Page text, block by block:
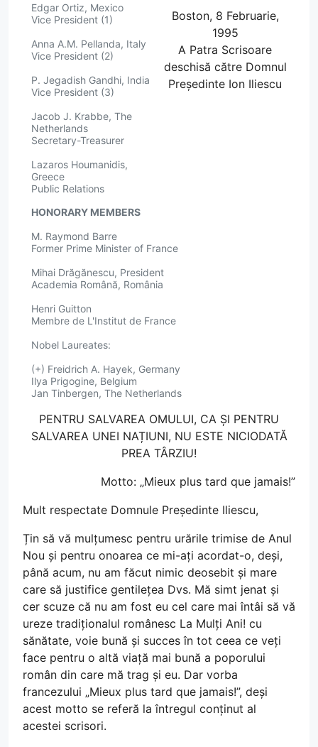
Edgar Ortiz, Mexico
Vice President (1)
Anna A.M. Pellanda, Italy
Vice President (2)
P. Jegadish Gandhi, India
Vice President (3)
Jacob J. Krabbe, The
Netherlands
Secretary-Treasurer
Lazaros Houmanidis,
Greece
Public Relations
Boston, 8 Februarie,
1995
A Patra Scrisoare
deschisă către Domnul
Președinte Ion Iliescu
HONORARY MEMBERS
M. Raymond Barre
Former Prime Minister of France
Mihai Drăgănescu, President
Academia Română, România
Henri Guitton
Membre de L'Institut de France
Nobel Laureates:
(+) Freidrich A. Hayek, Germany
Ilya Prigogine, Belgium
Jan Tinbergen, The Netherlands
PENTRU SALVAREA OMULUI, CA ȘI PENTRU
SALVAREA UNEI NAȚIUNI, NU ESTE NICIODATĂ
PREA TÂRZIU!
Motto: „Mieux plus tard que jamais!”
Mult respectate Domnule Președinte Iliescu,
Țin să vă mulțumesc pentru urările trimise de Anul
Nou și pentru onoarea ce mi-ați acordat-o, deși,
până acum, nu am făcut nimic deosebit și mare
care să justifice gentilețea Dvs. Mă simt jenat și
cer scuze că nu am fost eu cel care mai întâi să vă
ureze tradiționalul românesc La Mulți Ani! cu
sănătate, voie bună și succes în tot ceea ce veți
face pentru o altă viață mai bună a poporului
român din care mă trag și eu. Dar vorba
francezului „Mieux plus tard que jamais!”, deși
acest motto se referă la întregul conținut al
acestei scrisori.